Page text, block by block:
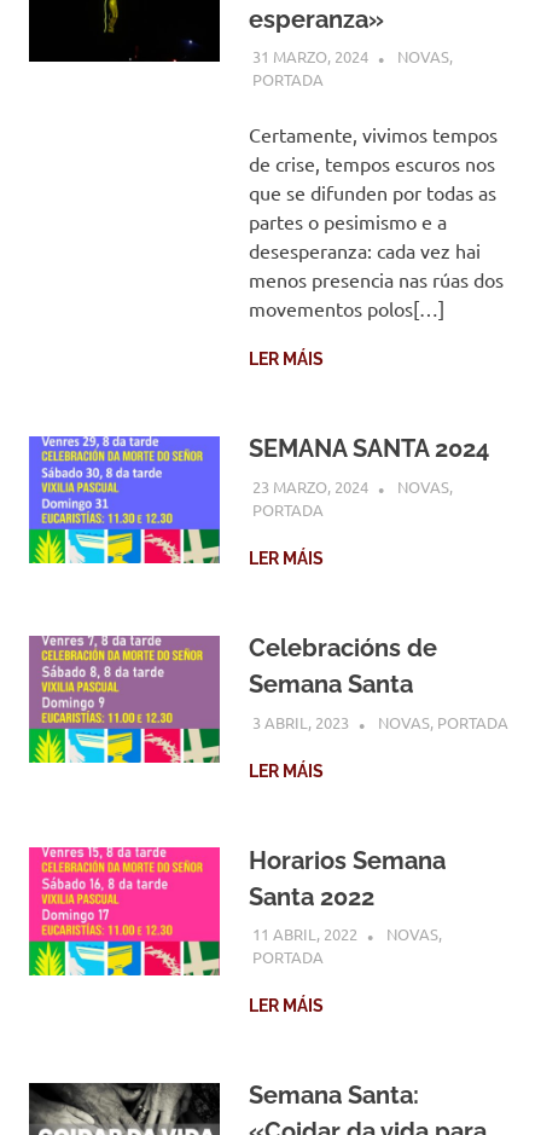
esperanza»
31 MARZO, 2024 COMUNIDADE
NOVAS,
PORTADA
Certamente, vivimos tempos
de crise, tempos escuros nos
que se difunden por todas as
partes o pesimismo e a
desesperanza: cada vez hai
menos presencia nas rúas dos
movementos polos[…]
LER MÁIS
SEMANA SANTA 2024
23 MARZO, 2024 COMUNIDADE
NOVAS,
PORTADA
LER MÁIS
Celebracións de
Semana Santa
3 ABRIL, 2023 COMUNIDADE
NOVAS, PORTADA
LER MÁIS
Horarios Semana
Santa 2022
11 ABRIL, 2022 COMUNIDADE
NOVAS,
PORTADA
LER MÁIS
Semana Santa: